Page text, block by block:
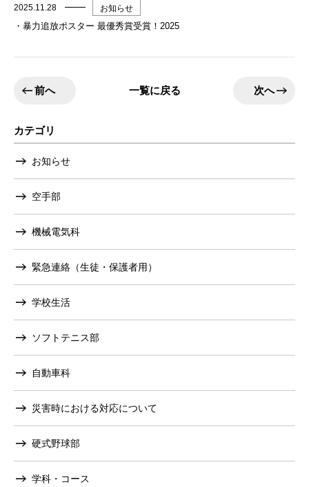
2025.11.28 お知らせ
・暴力追放ポスター 最優秀賞受賞！2025
前へ 一覧に戻る 次へ
カテゴリ
お知らせ
空手部
機械電気科
緊急連絡（生徒・保護者用）
学校生活
ソフトテニス部
自動車科
災害時における対応について
硬式野球部
学科・コース